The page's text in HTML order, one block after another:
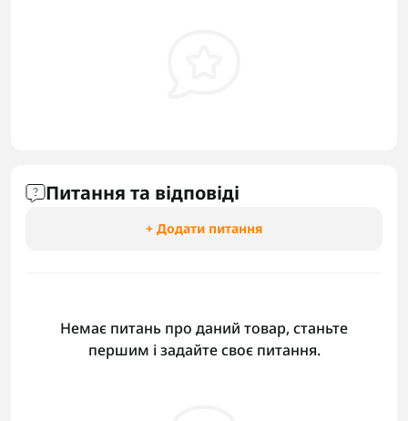
Питання та відповіді
+ Додати питання
Немає питань про даний товар, станьте
першим і задайте своє питання.